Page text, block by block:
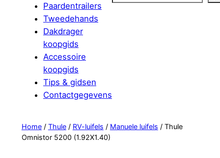
Paardentrailers
Tweedehands
Dakdrager
koopgids
Accessoire
koopgids
Tips & gidsen
Contactgegevens
Home/ Thule/ RV-luifels / Manuele luifels / Thule
Omnistor 5200 (1.92X1.40)